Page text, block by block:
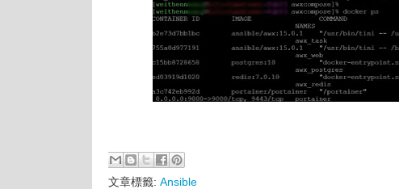
文章標籤: Ansible